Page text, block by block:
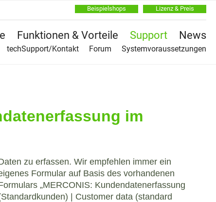
Beispielshops Lizenz & Preis
Funktionen & Vorteile Support News
techSupport/Kontakt Forum Systemvoraussetzungen
im
zu erfassen. Wir empfehlen immer ein
Formular auf Basis des vorhandenen
„MERCONIS: Kundendatenerfassung
| Customer data (standard